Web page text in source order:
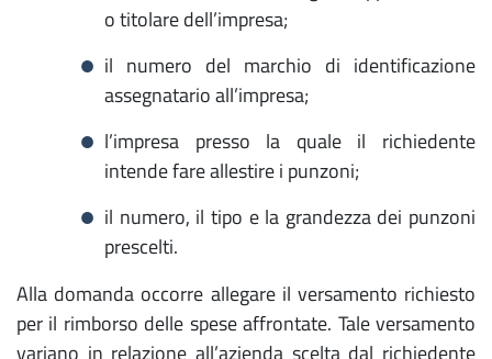
o titolare dell’impresa;
il numero del marchio di identificazione
assegnatario all’impresa;
l’impresa presso la quale il richiedente
intende fare allestire i punzoni;
il numero, il tipo e la grandezza dei punzoni
prescelti.
Alla domanda occorre allegare il versamento richiesto
per il rimborso delle spese affrontate. Tale versamento
variano in relazione all’azienda scelta dal richiedente